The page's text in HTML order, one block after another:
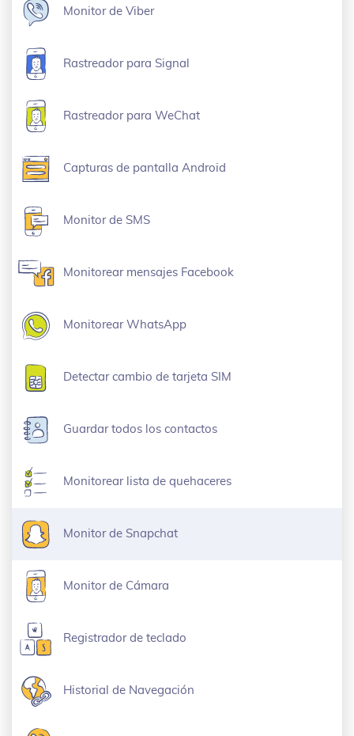
Monitor de Viber
Rastreador para Signal
Rastreador para WeChat
Capturas de pantalla Android
Monitor de SMS
Monitorear mensajes Facebook
Monitorear WhatsApp
Detectar cambio de tarjeta SIM
Guardar todos los contactos
Monitorear lista de quehaceres
Monitor de Snapchat
Monitor de Cámara
Registrador de teclado
Historial de Navegación